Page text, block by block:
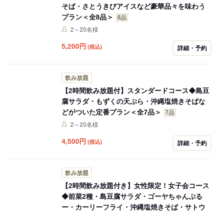
そば・さとうきびアイスなど豪華品々を味わう
プラン＜全8品＞
8品
2～20名様
5,200円 (税込) 詳細・予約
飲み放題
【2時間飲み放題付】スタンダードコース◆島豆
腐サラダ・もずくの天ぷら・沖縄塩焼きそばな
どがついた定番プラン＜全7品＞
7品
2～20名様
4,500円 (税込) 詳細・予約
飲み放題
【2時間飲み放題付き】女性限定！女子会コース
◆前菜2種・島豆腐サラダ・ゴーヤちゃんぷる
ー・カーリーフライ・沖縄塩焼きそば・サトウ